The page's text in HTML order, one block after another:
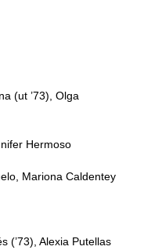
(ut ’73), Olga
Hermoso
Mariona Caldentey
(’73), Alexia Putellas